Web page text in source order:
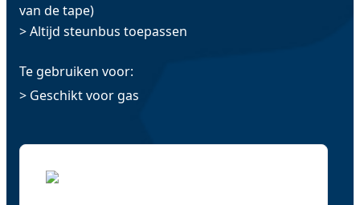
van de tape)
> Altijd steunbus toepassen
Te gebruiken voor:
> Geschikt voor gas